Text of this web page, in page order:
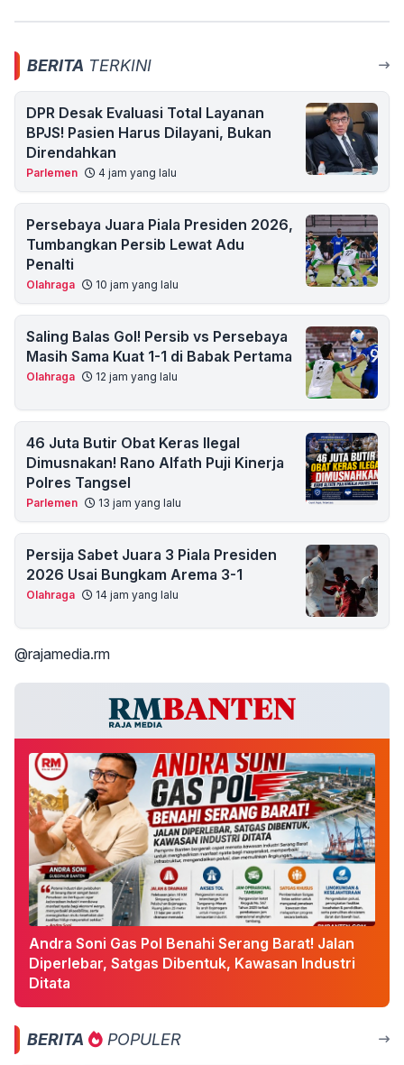
BERITA TERKINI
DPR Desak Evaluasi Total Layanan
BPJS! Pasien Harus Dilayani, Bukan
Direndahkan
Parlemen 4 jam yang lalu
Persebaya Juara Piala Presiden 2026,
Tumbangkan Persib Lewat Adu
Penalti
Olahraga 10 jam yang lalu
Saling Balas Gol! Persib vs Persebaya
Masih Sama Kuat 1-1 di Babak Pertama
Olahraga 12 jam yang lalu
46 Juta Butir Obat Keras Ilegal
Dimusnakan! Rano Alfath Puji Kinerja
Polres Tangsel
Parlemen 13 jam yang lalu
Persija Sabet Juara 3 Piala Presiden
2026 Usai Bungkam Arema 3-1
Olahraga 14 jam yang lalu
@rajamedia.rm
Andra Soni Gas Pol Benahi Serang Barat! Jalan
Diperlebar, Satgas Dibentuk, Kawasan Industri
Ditata
BERITA POPULER